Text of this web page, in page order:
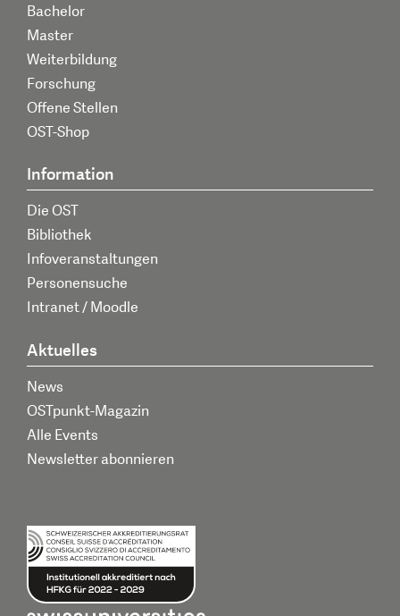
Bachelor
Master
Weiterbildung
Forschung
Offene Stellen
OST-Shop
Information
Die OST
Bibliothek
Infoveranstaltungen
Personensuche
Intranet / Moodle
Aktuelles
News
OSTpunkt-Magazin
Alle Events
Newsletter abonnieren